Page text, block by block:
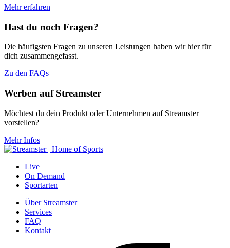
Mehr erfahren
Hast du noch Fragen?
Die häufigsten Fragen zu unseren Leistungen haben wir hier für
dich zusammengefasst.
Zu den FAQs
Werben auf Streamster
Möchtest du dein Produkt oder Unternehmen auf Streamster
vorstellen?
Mehr Infos
Live
On Demand
Sportarten
Über Streamster
Services
FAQ
Kontakt